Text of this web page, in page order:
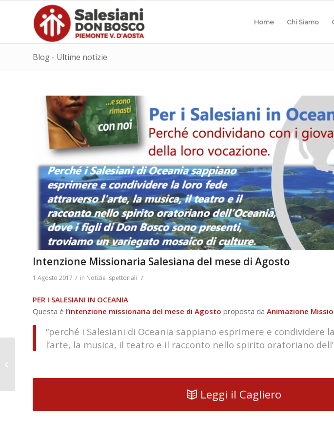
Home Chi Siamo
Blog - Ultime notizie
Intenzione Missionaria Salesiana del mese di Agosto
1 Agosto 2017 / in Notizie ispettoriali /
PER I SALESIANI IN OCEANIA
Questa è l‘intenzione missionaria del mese di Agosto proposta da Animazione
“perché i Salesiani di Oceania sappiano esprimere e condividere
l’arte, la musica, il teatro e il racconto nello spirito oratoriano
Leggi il Cagliero
Dall’11 al 16 Agosto al
Movimento...